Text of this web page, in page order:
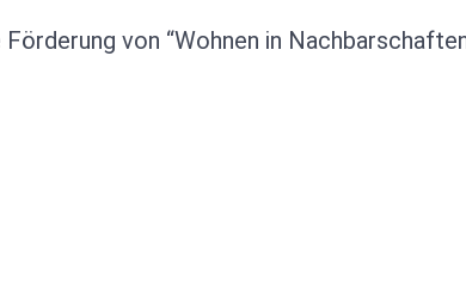
von “Wohnen in